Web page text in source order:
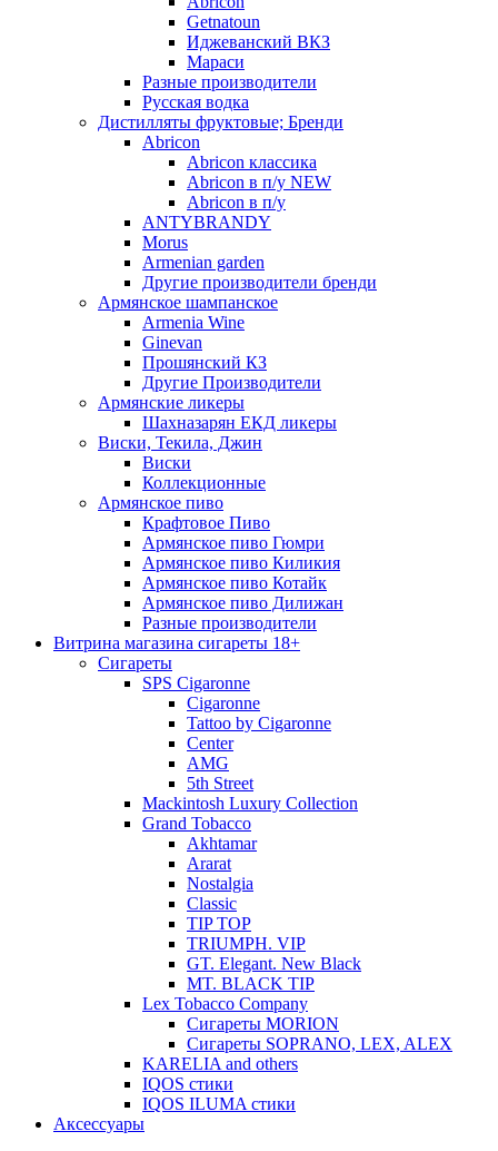
Getnatoun
Иджеванский ВКЗ
Мараси
Разные производители
Русская водка
Дистилляты фруктовые; Бренди
Abricon
Abricon классика
Abricon в п/у NEW
Abricon в п/у
ANTYBRANDY
Morus
Armenian garden
Другие производители бренди
Армянское шампанское
Armenia Wine
Ginevan
Прошянский КЗ
Другие Производители
Армянские ликеры
Шахназарян ЕКД ликеры
Виски, Текила, Джин
Виски
Коллекционные
Армянское пиво
Крафтовое Пиво
Армянское пиво Гюмри
Армянское пиво Киликия
Армянское пиво Котайк
Армянское пиво Дилижан
Разные производители
Витрина магазина сигареты 18+
Cигареты
SPS Cigaronne
Сigaronne
Tattoo by Cigaronne
Center
AMG
5th Street
Mackintosh Luxury Collection
Grand Tobacco
Akhtamar
Ararat
Nostalgia
Classic
TIP TOP
TRIUMPH. VIP
GT. Elegant. New Black
MT. BLACK TIP
Lex Tobacco Company
Сигареты MORION
Сигареты SOPRANO, LEX, ALEX
KARELIA and others
IQOS стики
IQOS ILUMA стики
Аксессуары